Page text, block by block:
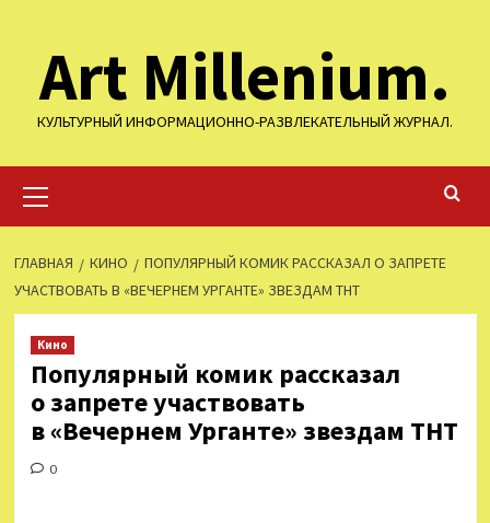
содержимому
Art Millenium.
КУЛЬТУРНЫЙ ИНФОРМАЦИОННО-РАЗВЛЕКАТЕЛЬНЫЙ ЖУРНАЛ.
меню
ГЛАВНАЯ КИНО
ПОПУЛЯРНЫЙ КОМИК РАССКАЗАЛ О ЗАПРЕТЕ
УЧАСТВОВАТЬ В «ВЕЧЕРНЕМ УРГАНТЕ» ЗВЕЗДАМ ТНТ
Кино
Популярный комик рассказал
о запрете участвовать
в «Вечернем Урганте» звездам ТНТ
0